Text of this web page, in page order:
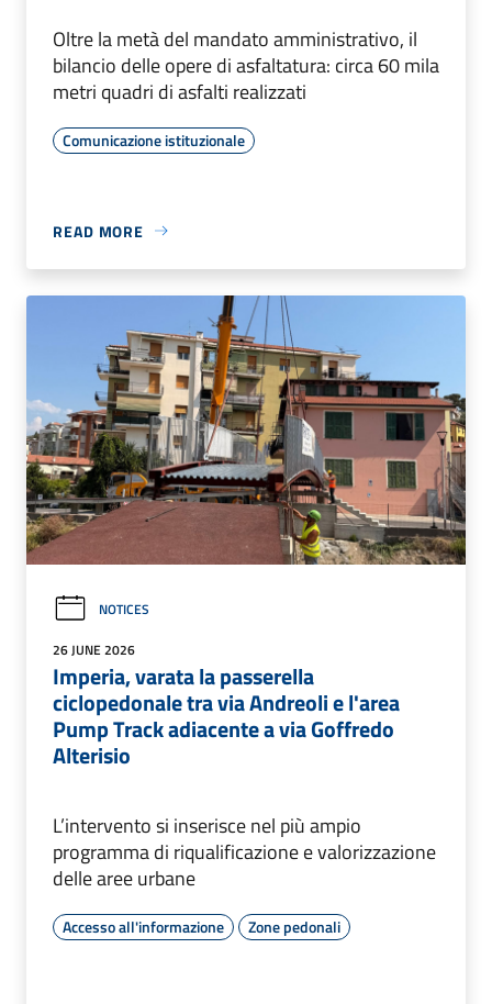
Oltre la metà del mandato amministrativo, il
bilancio delle opere di asfaltatura: circa 60 mila
metri quadri di asfalti realizzati
Comunicazione istituzionale
READ MORE
NOTICES
26 JUNE 2026
Imperia, varata la passerella
ciclopedonale tra via Andreoli e l'area
Pump Track adiacente a via Goffredo
Alterisio
L’intervento si inserisce nel più ampio
programma di riqualificazione e valorizzazione
delle aree urbane
Accesso all'informazione Zone pedonali